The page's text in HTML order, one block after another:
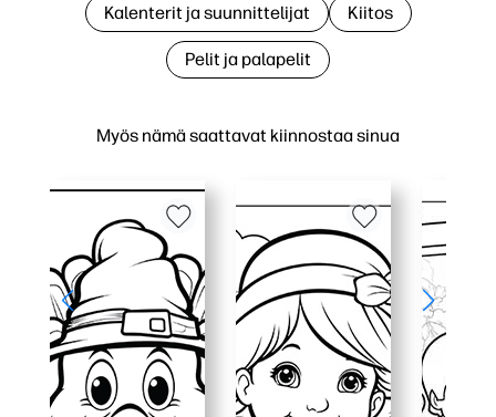
Myös nämä saattavat kiinnostaa sinua
Kalenterit ja suunnittelijat Kiitos
Pelit ja palapelit